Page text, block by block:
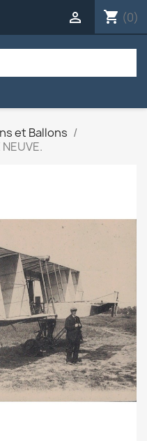
shopping_cart (0)

et Ballons